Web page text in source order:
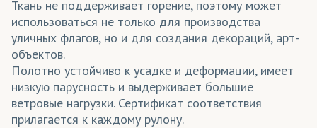
Ткань не поддерживает горение, поэтому может
использоваться не только для производства
уличных флагов, но и для создания декораций, арт-
объектов.
Полотно устойчиво к усадке и деформации, имеет
низкую парусность и выдерживает большие
ветровые нагрузки. Сертификат соответствия
прилагается к каждому рулону.